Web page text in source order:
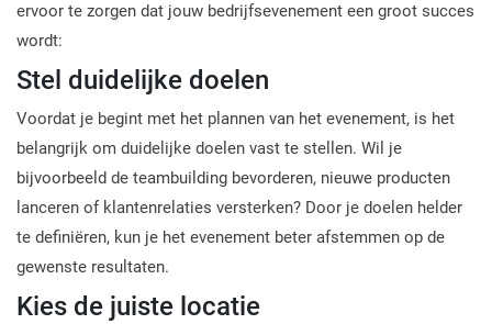
ervoor te zorgen dat jouw bedrijfsevenement een groot succes
wordt:
Stel duidelijke doelen
Voordat je begint met het plannen van het evenement, is het
belangrijk om duidelijke doelen vast te stellen. Wil je
bijvoorbeeld de teambuilding bevorderen, nieuwe producten
lanceren of klantenrelaties versterken? Door je doelen helder
te definiëren, kun je het evenement beter afstemmen op de
gewenste resultaten.
Kies de juiste locatie